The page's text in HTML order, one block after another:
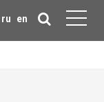
ru en